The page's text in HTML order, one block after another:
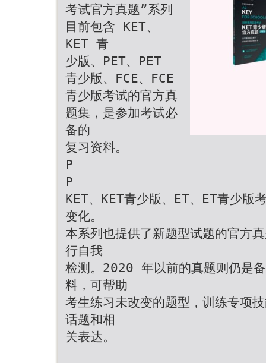
考试官方真题”系列
目前包含 KET、
KET 青
少版、PET、PET
青少版、FCE、FCE
青少版考试的官方真
题集，是参加考试必
备的
复习资料。
P
P
KET、KET青少版、ET、ET青少
变化。
本系列也提供了新题型试题的官方
行自我
检测。2020 年以前的真题则仍是
料，可帮助
考生练习未改变的题型，训练专项
话题和相
关表达。